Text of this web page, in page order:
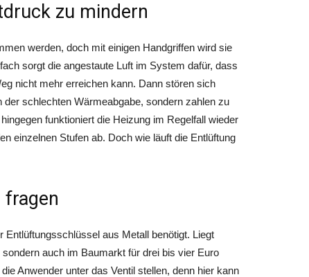
zu mindern
werden, doch mit einigen Handgriffen wird sie
sorgt die angestaute Luft im System dafür, dass
nicht mehr erreichen kann. Dann stören sich
schlechten Wärmeabgabe, sondern zahlen zu
funktioniert die Heizung im Regelfall wieder
einzelnen Stufen ab. Doch wie läuft die Entlüftung
Entlüftungsschlüssel aus Metall benötigt. Liegt
auch im Baumarkt für drei bis vier Euro
Anwender unter das Ventil stellen, denn hier kann